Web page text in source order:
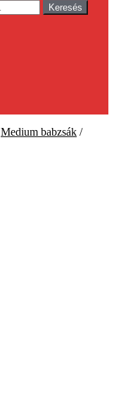
Keresés
Medium babzsák /